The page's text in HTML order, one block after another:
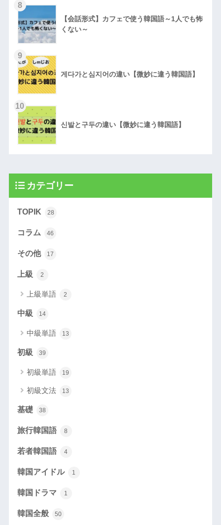
8
【会話形式】カフェで使う韓国語～1人でも怖
くない～
9
게다가と심지어の違い【微妙に違う韓国語】
10
신발と구두の違い【微妙に違う韓国語】
カテゴリー
TOPIK 28
コラム 46
その他 17
上級 2
上級単語 2
中級 14
中級単語 13
初級 39
初級単語 19
初級文法 13
基礎 38
旅行韓国語 8
若者韓国語 4
韓国アイドル 1
韓国ドラマ 1
韓国全般 50